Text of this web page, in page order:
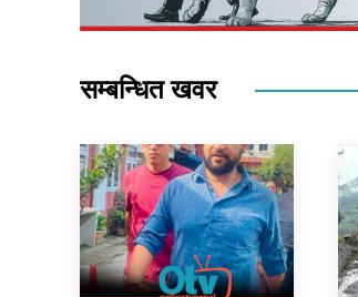
सम्बन्धित खवर